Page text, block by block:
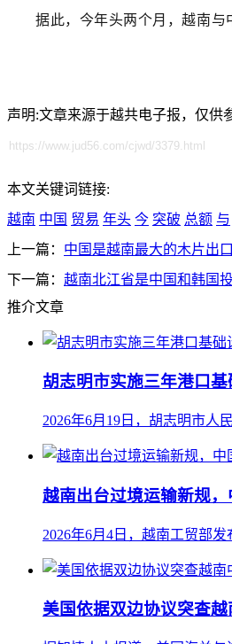
据此，今年头两个月，越南
声明:文章来源于越共电子报，仅供
本文关键词链接:
越南 中国 贸易 年头 今 突破 总额 与
上一篇： 中国是越南最大的木片出
下一篇： 越南北江省是中国和韩国
推介文章
胡志明市实施三年港口
2026年6月19日，胡志明市人
越南出台过境运输新规
2026年6月4日，越南工贸部
美国依据双边协议突查